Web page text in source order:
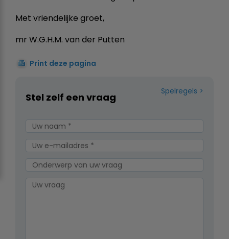
Met vriendelijke groet,
mr W.G.H.M. van der Putten
Print deze pagina
Spelregels
Stel zelf een vraag